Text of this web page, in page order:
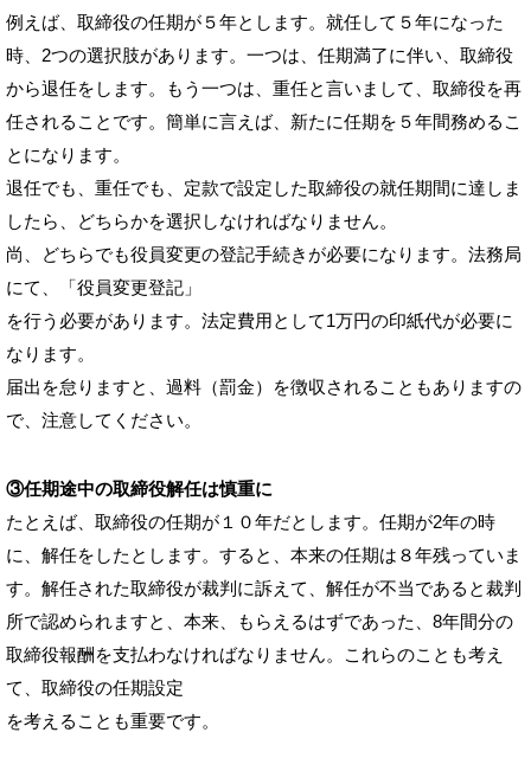
例えば、取締役の任期が５年とします。就任して５年になった
時、2つの選択肢があります。一つは、任期満了に伴い、取締役
から退任をします。もう一つは、重任と言いまして、取締役を再
任されることです。簡単に言えば、新たに任期を５年間務めるこ
とになります。
退任でも、重任でも、定款で設定した取締役の就任期間に達しま
したら、どちらかを選択しなければなりません。
尚、どちらでも役員変更の登記手続きが必要になります。法務局
にて、「役員変更登記」
を行う必要があります。法定費用として1万円の印紙代が必要に
なります。
届出を怠りますと、過料（罰金）を徴収されることもありますの
で、注意してください。
③任期途中の取締役解任は慎重に
たとえば、取締役の任期が１０年だとします。任期が2年の時
に、解任をしたとします。すると、本来の任期は８年残っていま
す。解任された取締役が裁判に訴えて、解任が不当であると裁判
所で認められますと、本来、もらえるはずであった、8年間分の
取締役報酬を支払わなければなりません。これらのことも考え
て、取締役の任期設定
を考えることも重要です。